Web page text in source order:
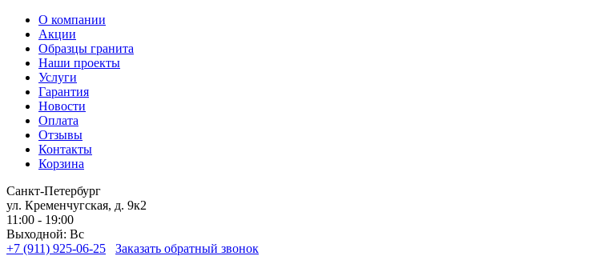
О компании
Акции
Образцы гранита
Наши проекты
Услуги
Гарантия
Новости
Оплата
Отзывы
Контакты
Корзина
Санкт-Петербург
ул. Кременчугская, д. 9к2
11:00 - 19:00
Выходной: Вс
+7 (911) 925-06-25
Заказать обратный звонок